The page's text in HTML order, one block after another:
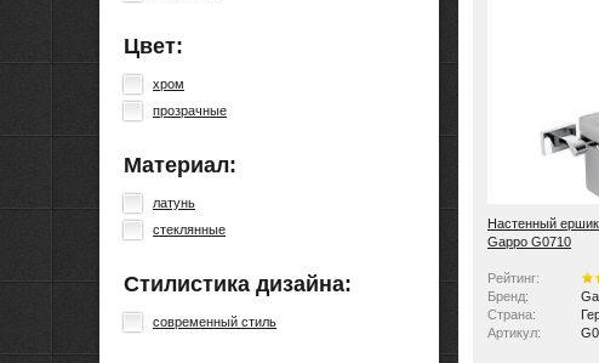
Цвет:
хром
прозрачные
Материал:
латунь
стеклянные
Стилистика дизайна:
современный стиль
Настенный
Gappo G0710
Рейтинг:
Бренд:
Страна:
Артикул: